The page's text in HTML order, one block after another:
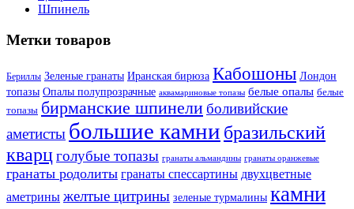
Шпинель
Метки товаров
Бериллы Зеленые гранаты Иранская бирюза Кабошоны Лондон
топазы Опалы полупрозрачные аквамариновые топазы белые опалы белые
топазы бирманские шпинелиболивийские
аметисты большие камни бразильский
кварцголубые топазы гранаты альмандины гранаты оранжевые
гранаты родолиты гранаты спессартины двухцветные
аметрины желтые цитрины зеленые турмалины камни